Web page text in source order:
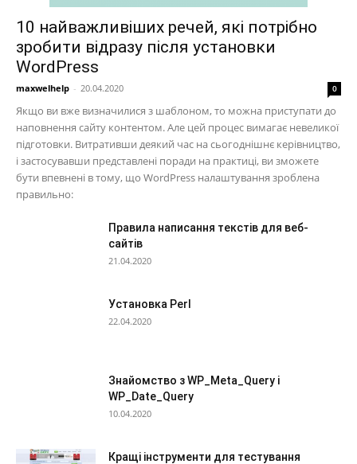
10 найважливіших речей, які потрібно
зробити відразу після установки
WordPress
maxwelhelp - 20.04.2020 0
Якщо ви вже визначилися з шаблоном, то можна приступати до
наповнення сайту контентом. Але цей процес вимагає невеликої
підготовки. Витративши деякий час на сьогоднішнє керівництво,
і застосувавши представлені поради на практиці, ви зможете
бути впевнені в тому, що WordPress налаштування зроблена
правильно:
Правила написання текстів для веб-
сайтів
21.04.2020
Установка Perl
22.04.2020
Знайомство з WP_Meta_Query і
WP_Date_Query
10.04.2020
Кращі інструменти для тестування